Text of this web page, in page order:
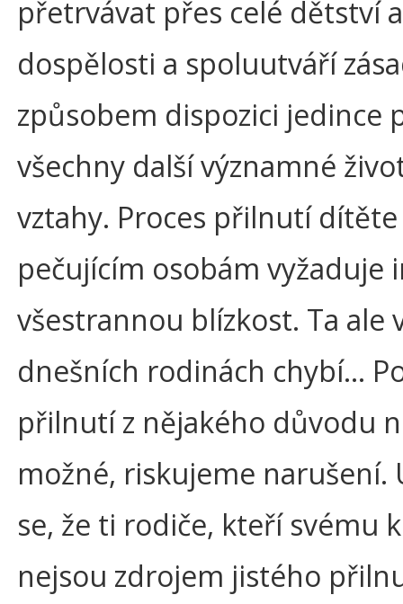
přetrvávat přes celé dětství
dospělosti a spoluutváří
způsobem dispozici jedince
všechny další významné
vztahy. Proces přilnutí
pečujícím osobám vyžaduje
všestrannou blízkost. Ta ale
dnešních rodinách chybí…
přilnutí z nějakého důvodu
možné, riskujeme narušení.
se, že ti rodiče, kteří svému
nejsou zdrojem jistého